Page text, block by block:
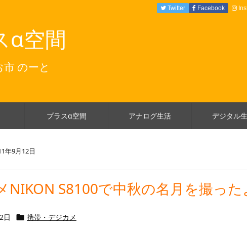
α空間
のーと
プラスα空間 アナログ生活 デジタル
Twitter Facebook
年9月12日
NIKON S8100で中秋の名月を撮った
日  携帯・デジカメ